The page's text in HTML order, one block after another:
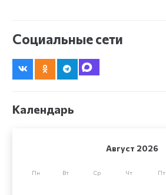
Социальные сети
Календарь
Август 2026
Пн Вт Ср Чт Пт